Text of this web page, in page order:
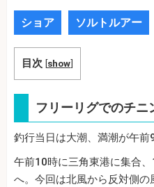
ショア ソルトルアー
目次 [show]
フリーリグでのチニ
釣行当日は大潮、満潮が午前
午前10時に三角東港に集合
へ。今回は北風から反対側